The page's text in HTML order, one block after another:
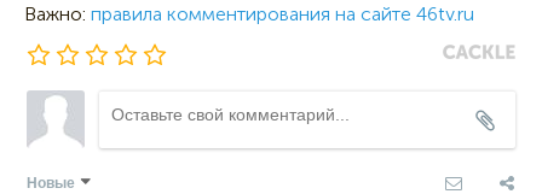
Важно: правила комментирования на сайте 46tv.ru
Новые